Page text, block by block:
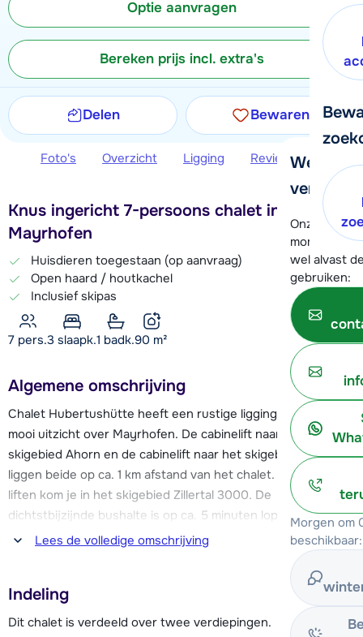
We
verder!
Onze
moment
wel alvast
gebruiken:
Morgen om
beschikbaar:
Optie aanvragen
Bereken prijs incl. extra's
Delen Bewaren
Foto's Overzicht Ligging Reviews
Knus ingericht 7-persoons chalet in
Mayrhofen
Huisdieren toegestaan (op aanvraag)
Open haard / houtkachel
Inclusief skipas
7 pers.3 slaapk.1 badk.90 m²
Algemene omschrijving
Chalet Hubertushütte heeft een rustige ligging en biedt een
mooi uitzicht over Mayrhofen. De cabinelift naar het
skigebied Ahorn en de cabinelift naar het skigebied Penken
liggen beide op ca. 1 km afstand van het chalet. Met deze
liften kom je in het skigebied Zillertal 3000. De
dichtstbijzijnde bushalte is op ca. 5 minuten lopen, vanwaar
de skibus je in een paar minuten naar de Penkenbahn brengt
of naar één van de andere skigebieden in het Zillertal, je
skipas is geldig voor het de hele Zillertal Arena met meer dan
550 km piste!
Lees de volledige omschrijving
Indeling
Dit chalet is verdeeld over twee verdiepingen.